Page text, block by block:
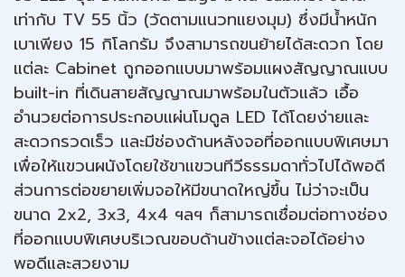
เท่ากับ TV 55 นิ้ว (วัดตามแนวทแยงมุม) ซึ่งมีน้ำหนัก
เบาเพียง 15 กิโลกรัม จึงสามารถขนย้ายได้สะดวก โดย
แต่ละ Cabinet ถูกออกแบบมาพร้อมแผงสัญญาณแบบ
built-in ที่เดินสายสัญญาณมาพร้อมในตัวแล้ว เอื้อ
อำนวยต่อการประกอบแผ่นโมดูล LED ได้โดยง่ายและ
สะดวกรวดเร็ว และมีช่องด้านหลังจอที่ออกแบบพิเศษมา
เพื่อให้แขวนผนังโดยใช้ขาแขวนทีวีธรรมดาทั่วไปได้พอดี
ส่วนการต่อขยายเพิ่มจอให้มีขนาดใหญ่ขึ้น ไม่ว่าจะเป็น
ขนาด 2x2, 3x3, 4x4 ฯลฯ ก็สามารถเชื่อมต่อทางช่อง
ที่ออกแบบพิเศษบริเวณขอบด้านข้างแต่ละจอได้อย่าง
พอดีและสวยงาม